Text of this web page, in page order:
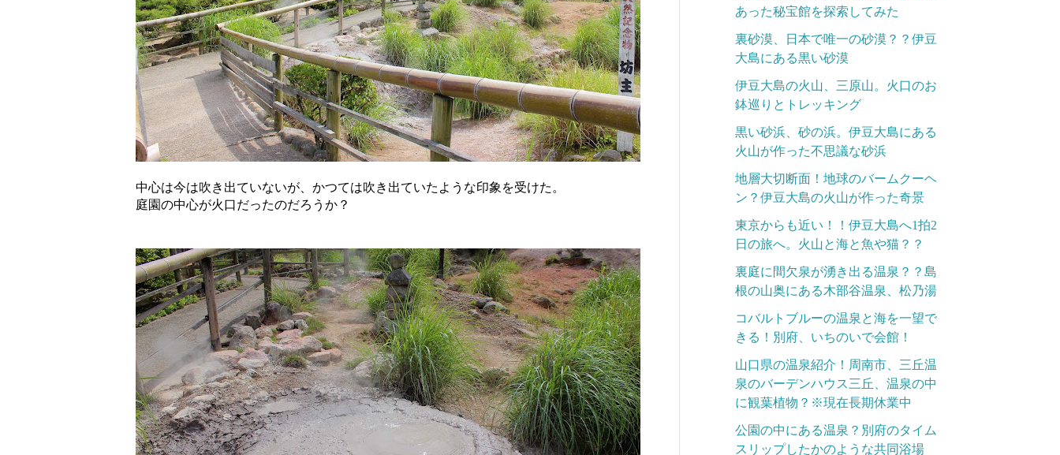
中心は今は吹き出ていないが、かつては吹き出ていたような印象を受けた。
庭園の中心が火口だったのだろうか？
あった秘宝館を探索してみた
裏砂漠、日本で唯一の砂漠？？伊豆
大島にある黒い砂漠
伊豆大島の火山、三原山。火口のお
鉢巡りとトレッキング
黒い砂浜、砂の浜。伊豆大島にある
火山が作った不思議な砂浜
地層大切断面！地球のバームクーヘ
ン？伊豆大島の火山が作った奇景
東京からも近い！！伊豆大島へ1拍2
日の旅へ。火山と海と魚や猫？？
裏庭に間欠泉が湧き出る温泉？？島
根の山奥にある木部谷温泉、松乃湯
コバルトブルーの温泉と海を一望で
きる！別府、いちのいで会館！
山口県の温泉紹介！周南市、三丘温
泉のバーデンハウス三丘、温泉の中
に観葉植物？※現在長期休業中
公園の中にある温泉？別府のタイム
スリップしたかのような共同浴場